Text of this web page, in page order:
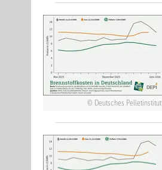
Deutsches Pelletinstitut